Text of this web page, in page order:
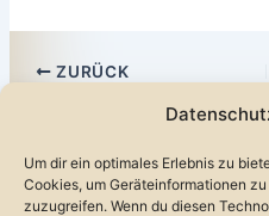
Um dir ein optimales Erlebnis zu
Cookies, um Geräteinformationen
zuzugreifen. Wenn du diesen
ZURÜCK